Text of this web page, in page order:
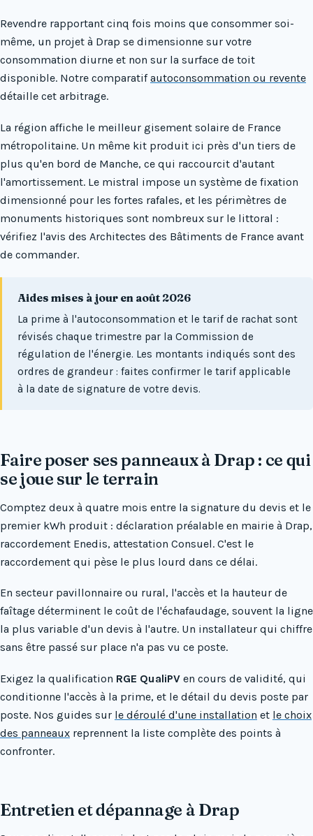
Revendre rapportant cinq fois moins que consommer soi-
même, un projet à Drap se dimensionne sur votre
consommation diurne et non sur la surface de toit
disponible. Notre comparatifautoconsommation ou revente
détaille cet arbitrage.
La région affiche le meilleur gisement solaire de France
métropolitaine. Un même kit produit ici près d'un tiers de
plus qu'en bord de Manche, ce qui raccourcit d'autant
l'amortissement. Le mistral impose un système de fixation
dimensionné pour les fortes rafales, et les périmètres de
monuments historiques sont nombreux sur le littoral :
vérifiez l'avis des Architectes des Bâtiments de France avant
de commander.
Aides mises à jour en août 2026
La prime à l'autoconsommation et le tarif de rachat sont
révisés chaque trimestre par la Commission de
régulation de l'énergie. Les montants indiqués sont des
ordres de grandeur : faites confirmer le tarif applicable
à la date de signature de votre devis.
Faire poser ses panneaux à Drap : ce qui
se joue sur le terrain
Comptez deux à quatre mois entre la signature du devis et le
premier kWh produit : déclaration préalable en mairie à Drap,
raccordement Enedis, attestation Consuel. C'est le
raccordement qui pèse le plus lourd dans ce délai.
En secteur pavillonnaire ou rural, l'accès et la hauteur de
faîtage déterminent le coût de l'échafaudage, souvent la ligne
la plus variable d'un devis à l'autre. Un installateur qui chiffre
sans être passé sur place n'a pas vu ce poste.
Exigez la qualification RGE QualiPV en cours de validité, qui
conditionne l'accès à la prime, et le détail du devis poste par
poste. Nos guides sur le déroulé d'une installation et le choix
des panneaux reprennent la liste complète des points à
confronter.
Entretien et dépannage à Drap